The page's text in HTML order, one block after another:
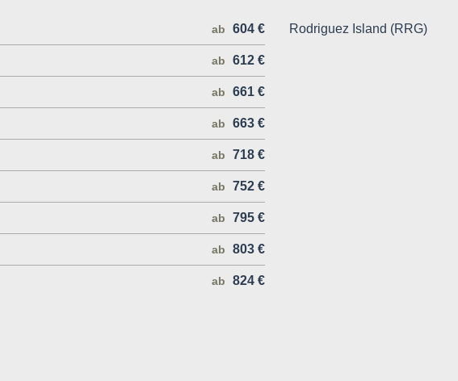
ab 604 €
ab 612 €
ab 661 €
ab 663 €
ab 718 €
ab 752 €
ab 795 €
ab 803 €
ab 824 €
Rodriguez Island (RRG)